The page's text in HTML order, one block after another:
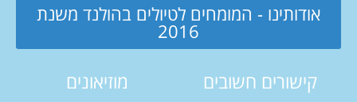
אודותינו - המומחים לטיולים בהולנד משנת
2016
קישורים חשובים מוזיאונים